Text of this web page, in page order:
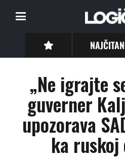
„Ne igrajte
guverner
upozorava
ka